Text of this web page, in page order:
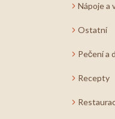
Nápoje a
Ostatní
Pečení a
Recepty